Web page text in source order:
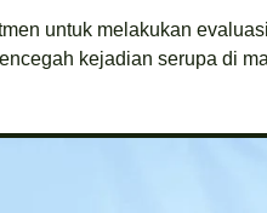
untuk melakukan
kejadian serupa di